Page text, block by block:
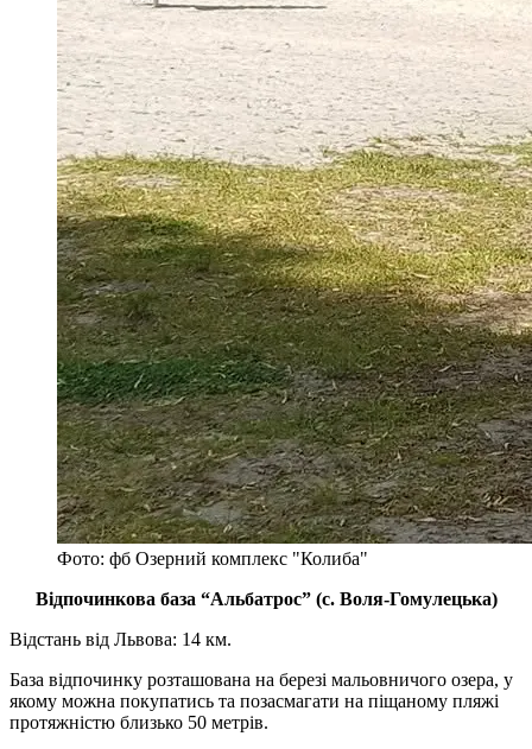
Фото: фб Озерний комплекс "Колиба"
Відпочинкова база “Альбатрос” (с. Воля-Гомулецька)
Відстань від Львова: 14 км.
База відпочинку розташована на березі мальовничого озера, у
якому можна покупатись та позасмагати на піщаному пляжі
протяжністю близько 50 метрів.